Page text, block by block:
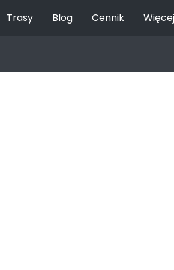
Trasy Blog Cennik Więcej